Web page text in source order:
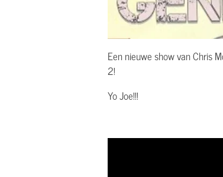
Een nieuwe show van Chris
2!
Yo Joe!!!